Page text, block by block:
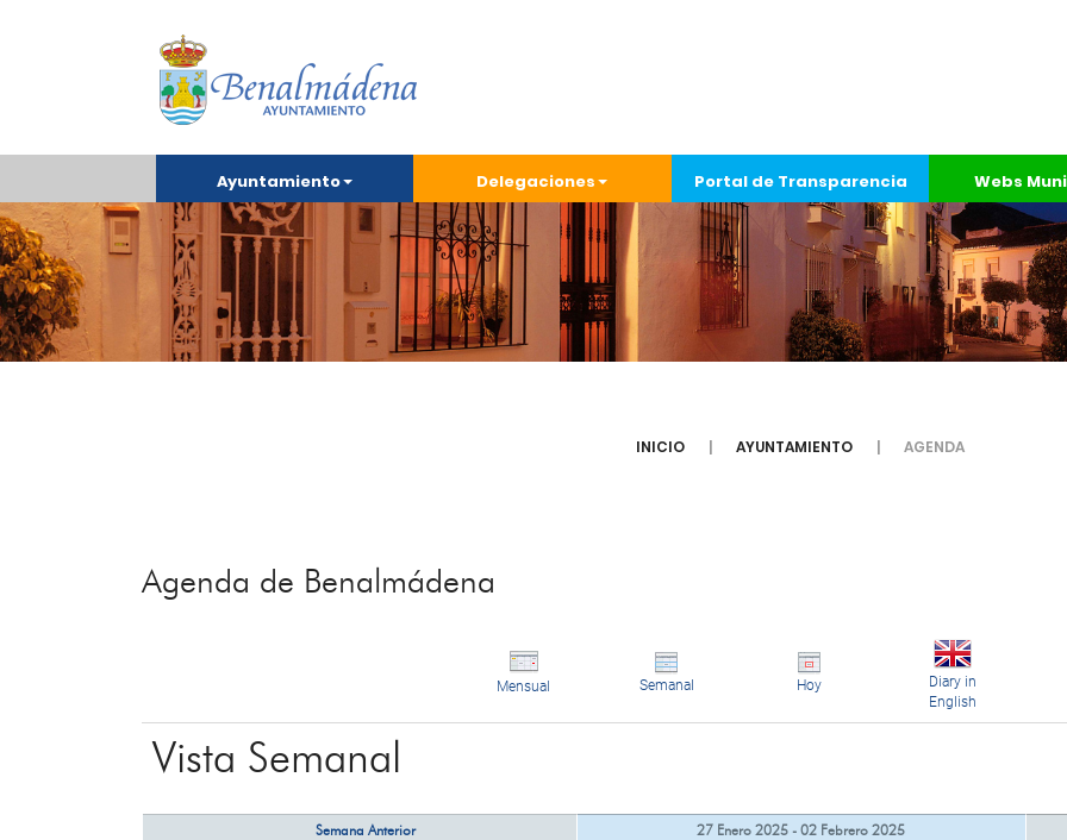
Ayuntamiento Delegaciones Portal de Transparencia Webs
INICIO AYUNTAMIENTO AGENDA
Agenda de Benalmádena
Mensual Semanal Hoy
Diary in
English
Vista Semanal
Semana Anterior 27 Enero 2025 - 02 Febrero 2025